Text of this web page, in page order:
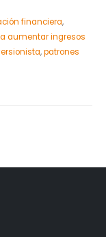
financiera,
aumentar ingresos
,patrones